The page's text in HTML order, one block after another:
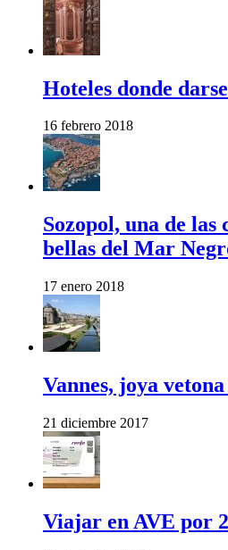
Hoteles donde
16 febrero 2018
Sozopol, una de las
bellas del Mar
17 enero 2018
Vannes, joya
21 diciembre 2017
Viajar en AVE por